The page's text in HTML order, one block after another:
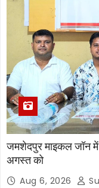
जमशेदपुर माइकल जॉन में
अगस्त को
Aug 6, 2026